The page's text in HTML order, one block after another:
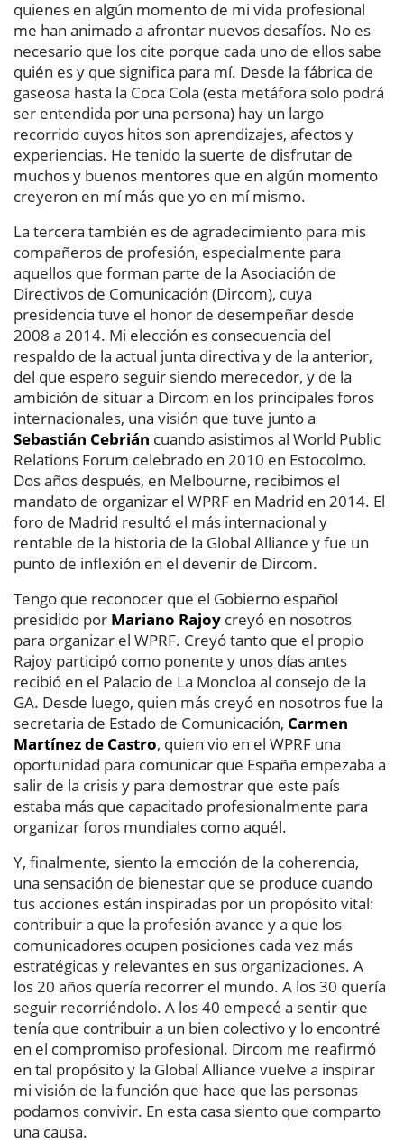
quienes en algún momento de mi vida profesional
me han animado a afrontar nuevos desafíos. No es
necesario que los cite porque cada uno de ellos sabe
quién es y que significa para mí. Desde la fábrica de
gaseosa hasta la Coca Cola (esta metáfora solo podrá
ser entendida por una persona) hay un largo
recorrido cuyos hitos son aprendizajes, afectos y
experiencias. He tenido la suerte de disfrutar de
muchos y buenos mentores que en algún momento
creyeron en mí más que yo en mí mismo.
La tercera también es de agradecimiento para mis
compañeros de profesión, especialmente para
aquellos que forman parte de la Asociación de
Directivos de Comunicación (Dircom), cuya
presidencia tuve el honor de desempeñar desde
2008 a 2014. Mi elección es consecuencia del
respaldo de la actual junta directiva y de la anterior,
del que espero seguir siendo merecedor, y de la
ambición de situar a Dircom en los principales foros
internacionales, una visión que tuve junto a
Sebastián Cebrián cuando asistimos al World Public
Relations Forum celebrado en 2010 en Estocolmo.
Dos años después, en Melbourne, recibimos el
mandato de organizar el WPRF en Madrid en 2014. El
foro de Madrid resultó el más internacional y
rentable de la historia de la Global Alliance y fue un
punto de inflexión en el devenir de Dircom.
Tengo que reconocer que el Gobierno español
presidido por Mariano Rajoy creyó en nosotros
para organizar el WPRF. Creyó tanto que el propio
Rajoy participó como ponente y unos días antes
recibió en el Palacio de La Moncloa al consejo de la
GA. Desde luego, quien más creyó en nosotros fue la
secretaria de Estado de Comunicación, Carmen
Martínez de Castro, quien vio en el WPRF una
oportunidad para comunicar que España empezaba a
salir de la crisis y para demostrar que este país
estaba más que capacitado profesionalmente para
organizar foros mundiales como aquél.
Y, finalmente, siento la emoción de la coherencia,
una sensación de bienestar que se produce cuando
tus acciones están inspiradas por un propósito vital:
contribuir a que la profesión avance y a que los
comunicadores ocupen posiciones cada vez más
estratégicas y relevantes en sus organizaciones. A
los 20 años quería recorrer el mundo. A los 30 quería
seguir recorriéndolo. A los 40 empecé a sentir que
tenía que contribuir a un bien colectivo y lo encontré
en el compromiso profesional. Dircom me reafirmó
en tal propósito y la Global Alliance vuelve a inspirar
mi visión de la función que hace que las personas
podamos convivir. En esta casa siento que comparto
una causa.